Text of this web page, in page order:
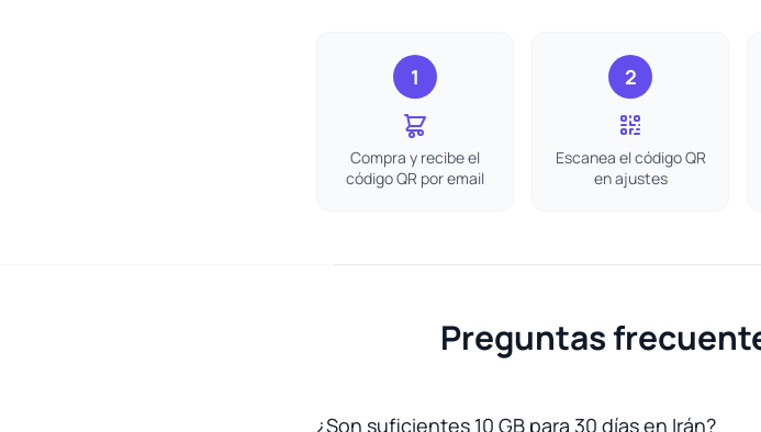
1
Compra y recibe el
código QR por email
2
Escanea el código QR
en ajustes
Preguntas
¿Son suficientes 10 GB para 30 días en Irán?